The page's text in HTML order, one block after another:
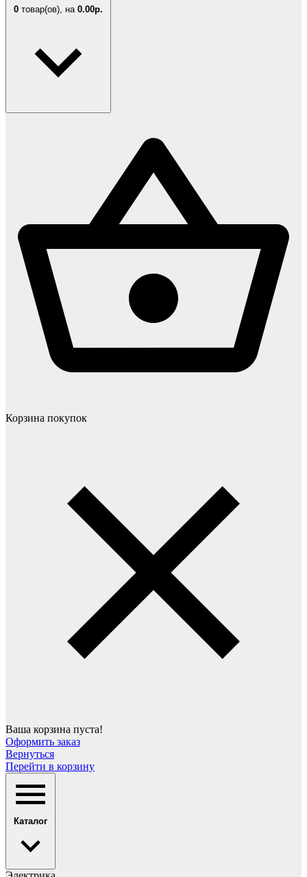
0 товар(ов), на 0.00р.
Корзина покупок
Ваша корзина пуста!
Оформить заказ
Вернуться
Перейти в корзину
Каталог